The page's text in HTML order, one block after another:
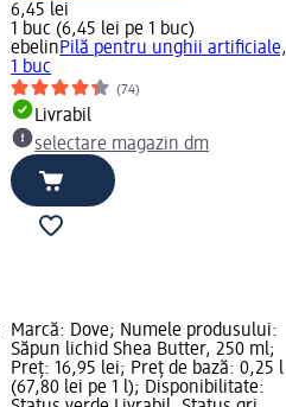
6,45 lei
1 buc (6,45 lei pe 1 buc)
ebelinPilă pentru unghii artiﬁciale,
1 buc
(74)
Livrabil
selectare magazin dm
Marcă: Dove; Numele produsului:
Săpun lichid Shea Butter, 250 ml;
Preț: 16,95 lei; Preț de bază: 0,25 l
(67,80 lei pe 1 l); Disponibilitate: